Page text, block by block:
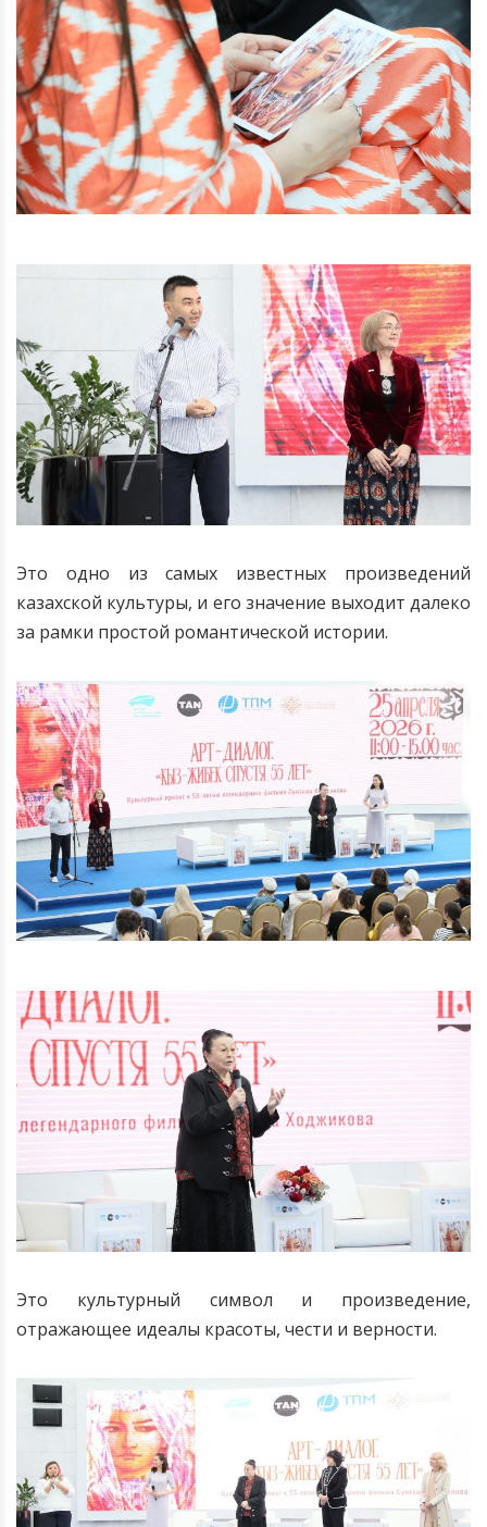
Это одно из самых известных произведений
казахской культуры, и его значение выходит далеко
за рамки простой романтической истории.
Это культурный символ и произведение,
отражающее идеалы красоты, чести и верности.